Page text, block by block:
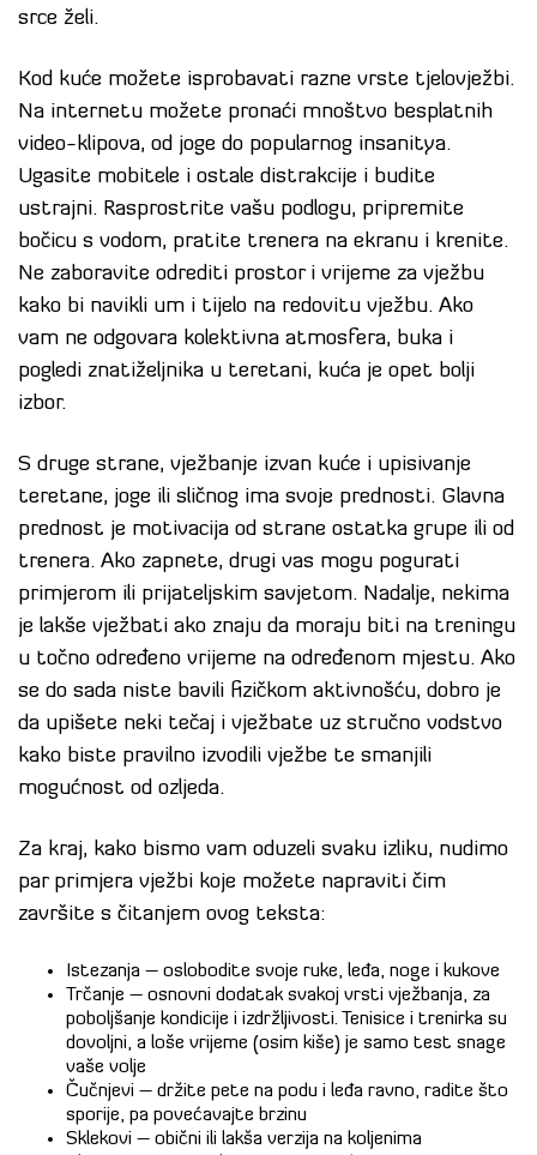
srce želi.
Kod kuće možete isprobavati razne vrste tjelovježbi.
Na internetu možete pronaći mnoštvo besplatnih
video-klipova, od joge do popularnog insanitya.
Ugasite mobitele i ostale distrakcije i budite
ustrajni. Rasprostrite vašu podlogu, pripremite
bočicu s vodom, pratite trenera na ekranu i krenite.
Ne zaboravite odrediti prostor i vrijeme za vježbu
kako bi navikli um i tijelo na redovitu vježbu. Ako
vam ne odgovara kolektivna atmosfera, buka i
pogledi znatiželjnika u teretani, kuća je opet bolji
izbor.
S druge strane, vježbanje izvan kuće i upisivanje
teretane, joge ili sličnog ima svoje prednosti. Glavna
prednost je motivacija od strane ostatka grupe ili od
trenera. Ako zapnete, drugi vas mogu pogurati
primjerom ili prijateljskim savjetom. Nadalje, nekima
je lakše vježbati ako znaju da moraju biti na treningu
u točno određeno vrijeme na određenom mjestu. Ako
se do sada niste bavili fizičkom aktivnošću, dobro je
da upišete neki tečaj i vježbate uz stručno vodstvo
kako biste pravilno izvodili vježbe te smanjili
mogućnost od ozljeda.
Za kraj, kako bismo vam oduzeli svaku izliku, nudimo
par primjera vježbi koje možete napraviti čim
završite s čitanjem ovog teksta:
Istezanja – oslobodite svoje ruke, leđa, noge i kukove
Trčanje – osnovni dodatak svakoj vrsti vježbanja, za
poboljšanje kondicije i izdržljivosti. Tenisice i trenirka su
dovoljni, a loše vrijeme (osim kiše) je samo test snage
vaše volje
Čučnjevi – držite pete na podu i leđa ravno, radite što
sporije, pa povećavajte brzinu
Sklekovi – obični ili lakša verzija na koljenima